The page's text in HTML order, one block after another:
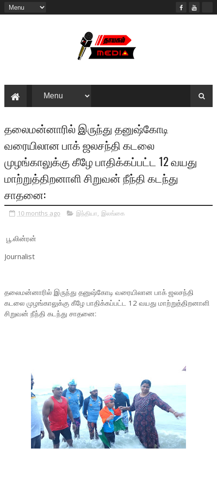
தலைமன்னாரில் இருந்து தனுஷ்கோடி
வரையிலான பாக் ஜலசந்தி கடலை
முழங்காலுக்கு கீழே பாதிக்கப்பட்ட 12 வயது
மாற்றுத்திறனாளி சிறுவன் நீந்தி கடந்து
சாதனை:
10 months ago இந்தியா, இலங்கை
பூ.லின்ரன்
Journalist
தலைமன்னாரில் இருந்து தனுஷ்கோடி வரையிலான பாக் ஜலசந்தி
கடலை முழங்காலுக்கு கீழே பாதிக்கப்பட்ட 12 வயது மாற்றுத்திறனாளி
சிறுவன் நீந்தி கடந்து சாதனை: